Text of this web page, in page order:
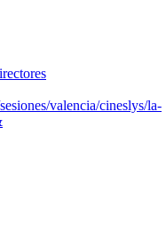
valencia/cineslys/la-